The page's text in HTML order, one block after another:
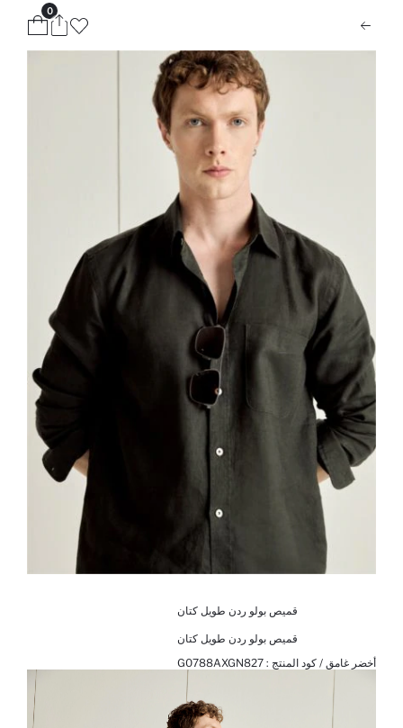
0
قميص بولو ردن طويل كتان
قميص بولو ردن طويل كتان
أخضر غامق / كود المنتج : G0788AXGN827